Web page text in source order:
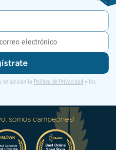
se aplican la Política de Privacidad y los
somos campeones!